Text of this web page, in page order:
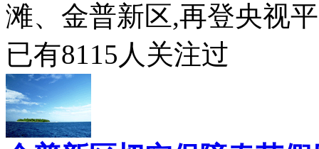
滩、金普新区,再登央视
已有8115 人关注过